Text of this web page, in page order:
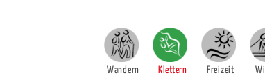
Wandern Klettern Freizeit